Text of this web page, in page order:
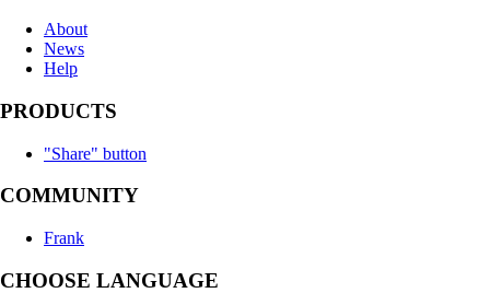
About
News
Help
PRODUCTS
"Share" button
COMMUNITY
Frank
CHOOSE LANGUAGE